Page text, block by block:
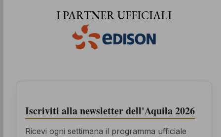
I PARTNER UFFICIALI
Iscriviti alla newsletter dell'Aquila 2026
Ricevi ogni settimana il programma ufficiale